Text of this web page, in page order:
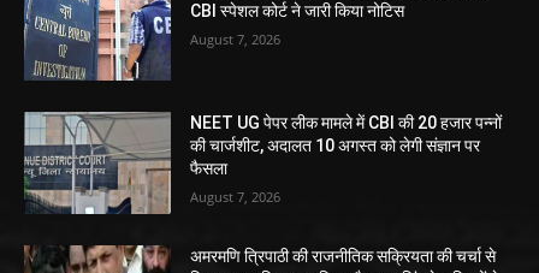
CBI स्पेशल कोर्ट ने जारी किया नोटिस
August 7, 2026
NEET UG पेपर लीक मामले में CBI की 20 हजार पन्नों
की चार्जशीट, अदालत 10 अगस्त को लेगी संज्ञान पर
फैसला
August 7, 2026
अमरमणि त्रिपाठी की राजनीतिक सक्रियता की चर्चा से